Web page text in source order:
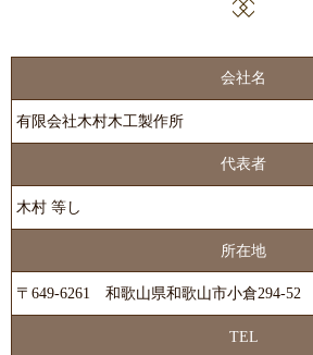
会社名
有限会社木村木工製作所
代表者
木村 等し
所在地
〒649-6261 和歌山県和歌山市小倉294-52
TEL